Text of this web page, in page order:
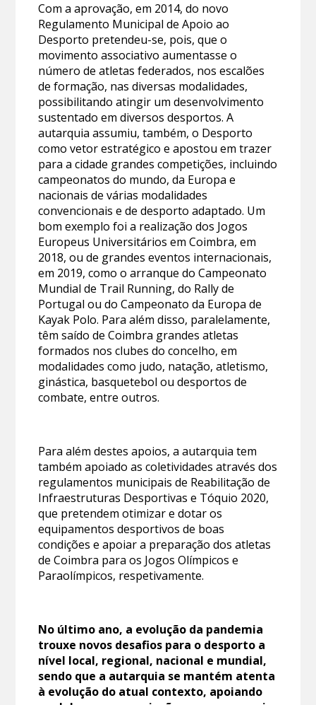
Com a aprovação, em 2014, do novo
Regulamento Municipal de Apoio ao
Desporto pretendeu-se, pois, que o
movimento associativo aumentasse o
número de atletas federados, nos escalões
de formação, nas diversas modalidades,
possibilitando atingir um desenvolvimento
sustentado em diversos desportos. A
autarquia assumiu, também, o Desporto
como vetor estratégico e apostou em trazer
para a cidade grandes competições, incluindo
campeonatos do mundo, da Europa e
nacionais de várias modalidades
convencionais e de desporto adaptado. Um
bom exemplo foi a realização dos Jogos
Europeus Universitários em Coimbra, em
2018, ou de grandes eventos internacionais,
em 2019, como o arranque do Campeonato
Mundial de Trail Running, do Rally de
Portugal ou do Campeonato da Europa de
Kayak Polo. Para além disso, paralelamente,
têm saído de Coimbra grandes atletas
formados nos clubes do concelho, em
modalidades como judo, natação, atletismo,
ginástica, basquetebol ou desportos de
combate, entre outros.
Para além destes apoios, a autarquia tem
também apoiado as coletividades através dos
regulamentos municipais de Reabilitação de
Infraestruturas Desportivas e Tóquio 2020,
que pretendem otimizar e dotar os
equipamentos desportivos de boas
condições e apoiar a preparação dos atletas
de Coimbra para os Jogos Olímpicos e
Paraolímpicos, respetivamente.
No último ano, a evolução da pandemia
trouxe novos desafios para o desporto a
nível local, regional, nacional e mundial,
sendo que a autarquia se mantém atenta
à evolução do atual contexto, apoiando